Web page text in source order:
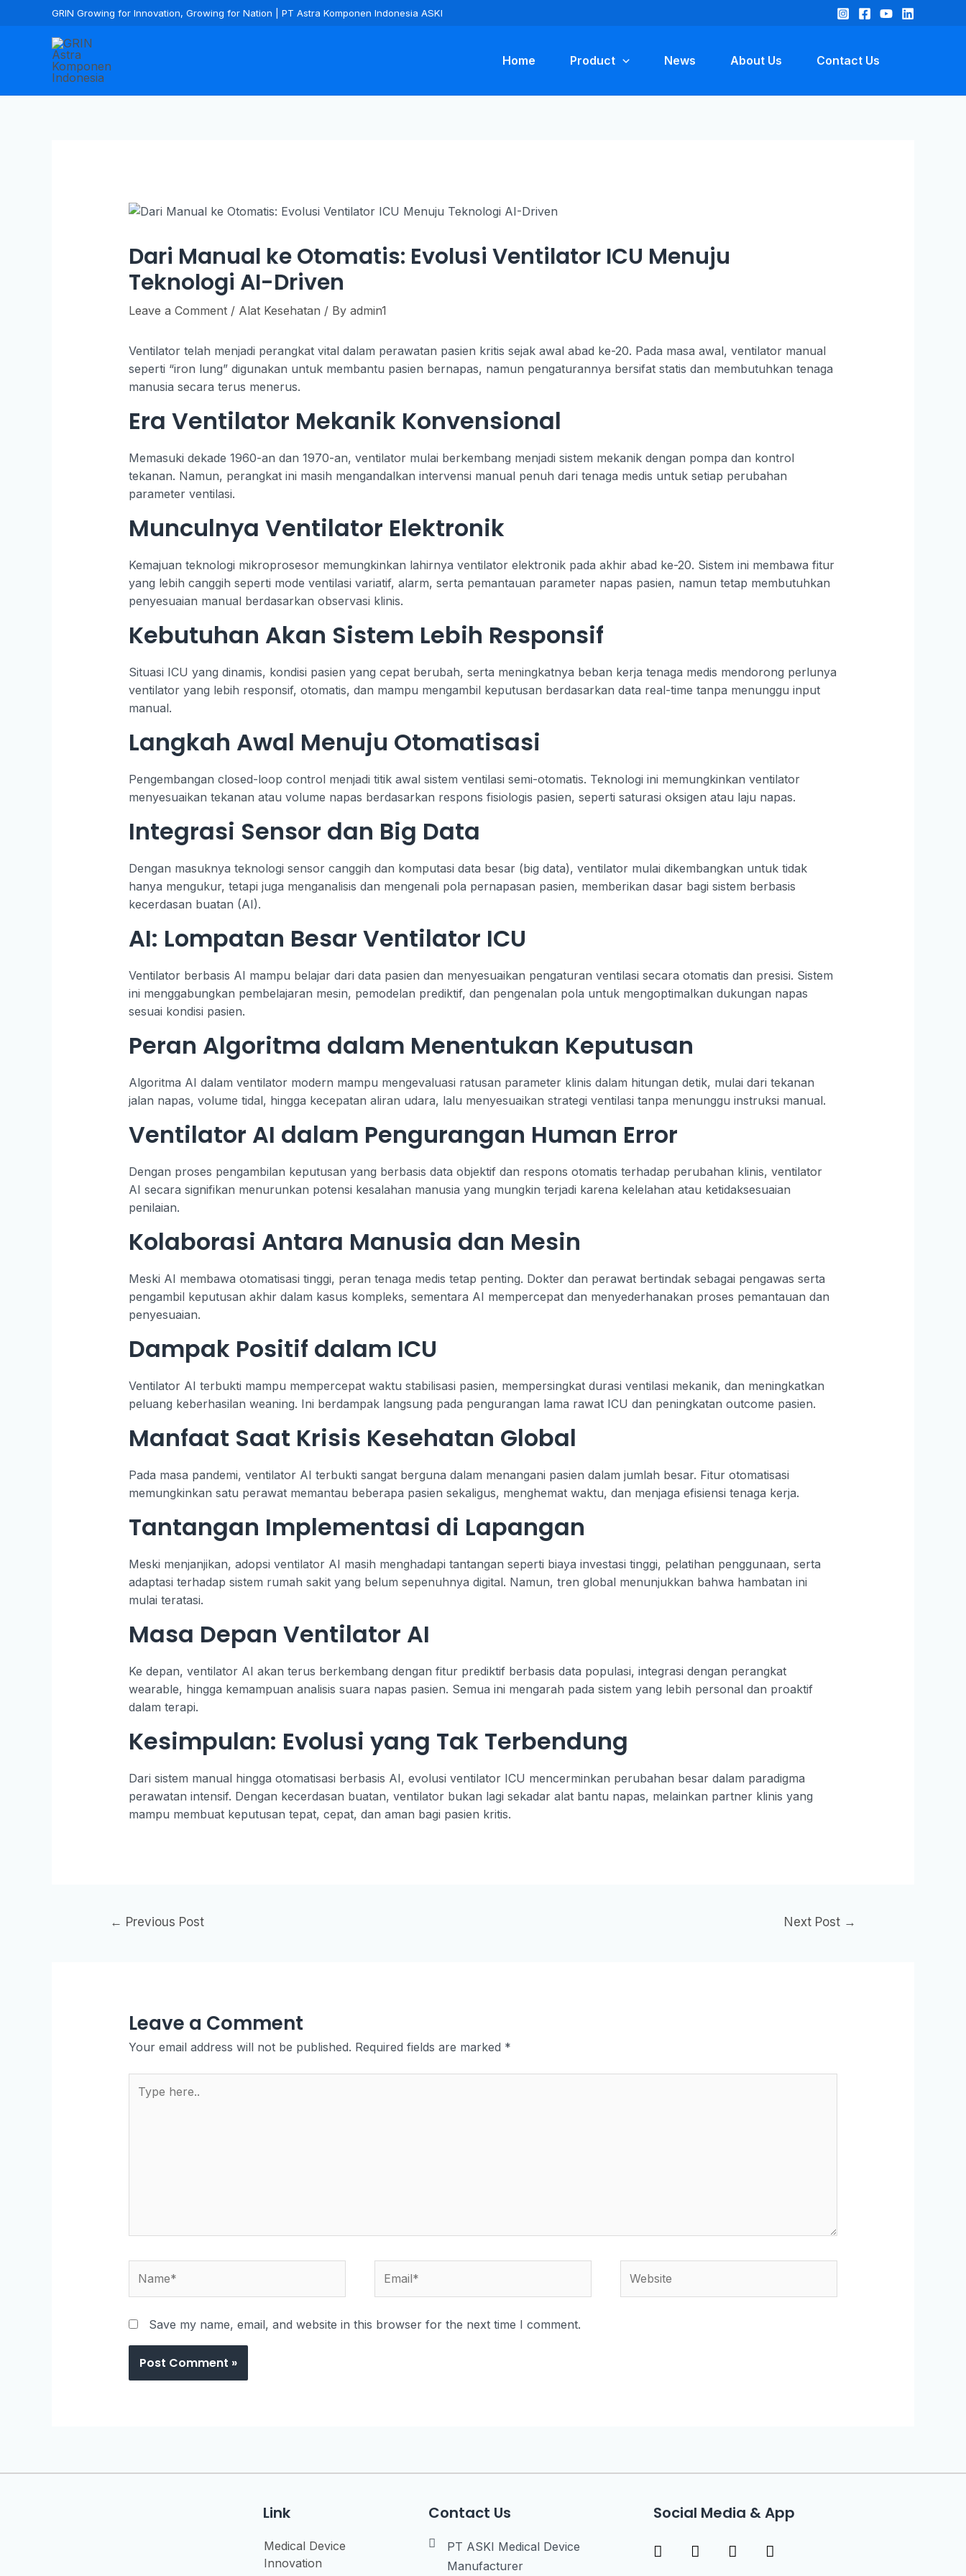
GRIN Growing for Innovation, Growing for Nation | PT Astra Komponen Indonesia ASKI
Home Product News About Us Contact Us
Dari Manual ke Otomatis: Evolusi Ventilator ICU Menuju
Teknologi AI-Driven
Leave a Comment / Alat Kesehatan / By admin1
Ventilator telah menjadi perangkat vital dalam perawatan pasien kritis sejak awal abad ke-20. Pada masa awal, ventilator manual
seperti “iron lung” digunakan untuk membantu pasien bernapas, namun pengaturannya bersifat statis dan membutuhkan tenaga
manusia secara terus menerus.
Era Ventilator Mekanik Konvensional
Memasuki dekade 1960-an dan 1970-an, ventilator mulai berkembang menjadi sistem mekanik dengan pompa dan kontrol
tekanan. Namun, perangkat ini masih mengandalkan intervensi manual penuh dari tenaga medis untuk setiap perubahan
parameter ventilasi.
Munculnya Ventilator Elektronik
Kemajuan teknologi mikroprosesor memungkinkan lahirnya ventilator elektronik pada akhir abad ke-20. Sistem ini membawa fitur
yang lebih canggih seperti mode ventilasi variatif, alarm, serta pemantauan parameter napas pasien, namun tetap membutuhkan
penyesuaian manual berdasarkan observasi klinis.
Kebutuhan Akan Sistem Lebih Responsif
Situasi ICU yang dinamis, kondisi pasien yang cepat berubah, serta meningkatnya beban kerja tenaga medis mendorong perlunya
ventilator yang lebih responsif, otomatis, dan mampu mengambil keputusan berdasarkan data real-time tanpa menunggu input
manual.
Langkah Awal Menuju Otomatisasi
Pengembangan closed-loop control menjadi titik awal sistem ventilasi semi-otomatis. Teknologi ini memungkinkan ventilator
menyesuaikan tekanan atau volume napas berdasarkan respons fisiologis pasien, seperti saturasi oksigen atau laju napas.
Integrasi Sensor dan Big Data
Dengan masuknya teknologi sensor canggih dan komputasi data besar (big data), ventilator mulai dikembangkan untuk tidak
hanya mengukur, tetapi juga menganalisis dan mengenali pola pernapasan pasien, memberikan dasar bagi sistem berbasis
kecerdasan buatan (AI).
AI: Lompatan Besar Ventilator ICU
Ventilator berbasis AI mampu belajar dari data pasien dan menyesuaikan pengaturan ventilasi secara otomatis dan presisi. Sistem
ini menggabungkan pembelajaran mesin, pemodelan prediktif, dan pengenalan pola untuk mengoptimalkan dukungan napas
sesuai kondisi pasien.
Peran Algoritma dalam Menentukan Keputusan
Algoritma AI dalam ventilator modern mampu mengevaluasi ratusan parameter klinis dalam hitungan detik, mulai dari tekanan
jalan napas, volume tidal, hingga kecepatan aliran udara, lalu menyesuaikan strategi ventilasi tanpa menunggu instruksi manual.
Ventilator AI dalam Pengurangan Human Error
Dengan proses pengambilan keputusan yang berbasis data objektif dan respons otomatis terhadap perubahan klinis, ventilator
AI secara signifikan menurunkan potensi kesalahan manusia yang mungkin terjadi karena kelelahan atau ketidaksesuaian
penilaian.
Kolaborasi Antara Manusia dan Mesin
Meski AI membawa otomatisasi tinggi, peran tenaga medis tetap penting. Dokter dan perawat bertindak sebagai pengawas serta
pengambil keputusan akhir dalam kasus kompleks, sementara AI mempercepat dan menyederhanakan proses pemantauan dan
penyesuaian.
Dampak Positif dalam ICU
Ventilator AI terbukti mampu mempercepat waktu stabilisasi pasien, mempersingkat durasi ventilasi mekanik, dan meningkatkan
peluang keberhasilan weaning. Ini berdampak langsung pada pengurangan lama rawat ICU dan peningkatan outcome pasien.
Manfaat Saat Krisis Kesehatan Global
Pada masa pandemi, ventilator AI terbukti sangat berguna dalam menangani pasien dalam jumlah besar. Fitur otomatisasi
memungkinkan satu perawat memantau beberapa pasien sekaligus, menghemat waktu, dan menjaga efisiensi tenaga kerja.
Tantangan Implementasi di Lapangan
Meski menjanjikan, adopsi ventilator AI masih menghadapi tantangan seperti biaya investasi tinggi, pelatihan penggunaan, serta
adaptasi terhadap sistem rumah sakit yang belum sepenuhnya digital. Namun, tren global menunjukkan bahwa hambatan ini
mulai teratasi.
Masa Depan Ventilator AI
Ke depan, ventilator AI akan terus berkembang dengan fitur prediktif berbasis data populasi, integrasi dengan perangkat
wearable, hingga kemampuan analisis suara napas pasien. Semua ini mengarah pada sistem yang lebih personal dan proaktif
dalam terapi.
Kesimpulan: Evolusi yang Tak Terbendung
Dari sistem manual hingga otomatisasi berbasis AI, evolusi ventilator ICU mencerminkan perubahan besar dalam paradigma
perawatan intensif. Dengan kecerdasan buatan, ventilator bukan lagi sekadar alat bantu napas, melainkan partner klinis yang
mampu membuat keputusan tepat, cepat, dan aman bagi pasien kritis.
← Previous Post Next Post →
Leave a Comment
Your email address will not be published. Required fields are marked *
Save my name, email, and website in this browser for the next time I comment.
Link
Medical Device
Innovation
Contact Us
PT ASKI Medical Device
Manufacturer
Social Media & App